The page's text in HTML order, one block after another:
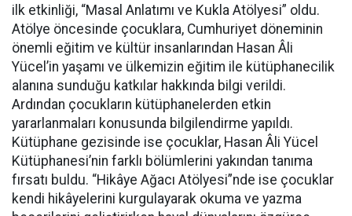
ilk etkinliği, “Masal Anlatımı ve Kukla Atölyesi” oldu.
Atölye öncesinde çocuklara, Cumhuriyet döneminin
önemli eğitim ve kültür insanlarından Hasan Âli
Yücel’in yaşamı ve ülkemizin eğitim ile kütüphanecilik
alanına sunduğu katkılar hakkında bilgi verildi.
Ardından çocukların kütüphanelerden etkin
yararlanmaları konusunda bilgilendirme yapıldı.
Kütüphane gezisinde ise çocuklar, Hasan Âli Yücel
Kütüphanesi’nin farklı bölümlerini yakından tanıma
fırsatı buldu. “Hikâye Ağacı Atölyesi”nde ise çocuklar
kendi hikâyelerini kurgulayarak okuma ve yazma